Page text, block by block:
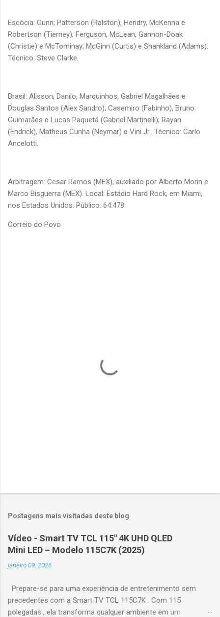
Escócia: Gunn; Patterson (Ralston), Hendry, McKenna e
Robertson (Tierney); Ferguson, McLean, Gannon-Doak
(Christie) e McTominay; McGinn (Curtis) e Shankland (Adams).
Técnico: Steve Clarke.
Brasil: Alisson; Danilo, Marquinhos, Gabriel Magalhães e
Douglas Santos (Alex Sandro); Casemiro (Fabinho), Bruno
Guimarães e Lucas Paquetá (Gabriel Martinelli); Rayan
(Endrick), Matheus Cunha (Neymar) e Vini Jr.. Técnico: Carlo
Ancelotti.
Arbitragem: Cesar Ramos (MEX), auxiliado por Alberto Morin e
Marco Bisguerra (MEX). Local: Estádio Hard Rock, em Miami,
nos Estados Unidos. Público: 64.478.
Correio do Povo
Postagens mais visitadas deste blog
Vídeo - Smart TV TCL 115" 4K UHD QLED
Mini LED – Modelo 115C7K (2025)
janeiro 09, 2026
Prepare-se para uma experiência de entretenimento sem
precedentes com a Smart TV TCL 115C7K . Com 115
polegadas , ela transforma qualquer ambiente em um